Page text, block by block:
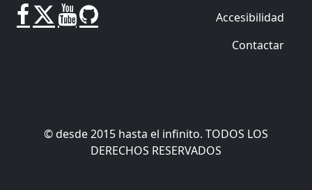
Accesibilidad
Contactar
© desde 2015 hasta el infinito. TODOS LOS
DERECHOS RESERVADOS